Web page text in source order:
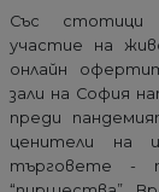
Със стотици
участие на
онлайн
зали на София
преди
ценители на
търговете -